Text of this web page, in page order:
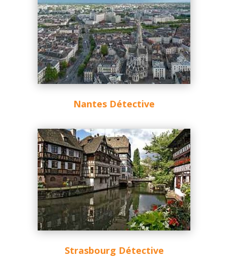
Nantes Détective
Strasbourg Détective